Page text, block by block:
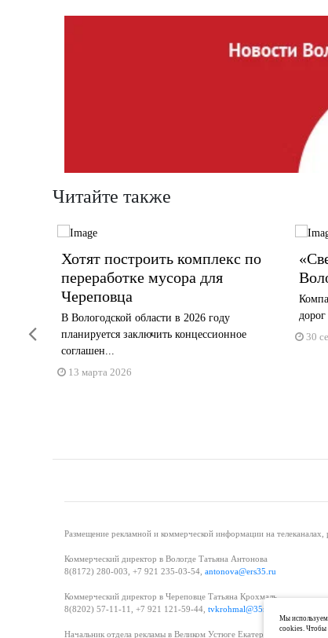
Читайте также
Хотят построить комплекс по
переработке мусора для
Череповца
В Вологодской области в 2026 году
планируется заключить концессионное
соглашен...
13 марта 2026
30
Размещение рекламной и коммерческой информации на телеканалах,
Коммерческий директор в Вологде Татьяна Антонова
8(8172) 280-003, +7 921 235-03-54, antonova@ers35.ru
Коммерческий директор в Череповце Татьяна Крохмаль
8(8202) 57-11-11, +7 921 121-59-44, tvkrohmal@35media.ru
Начальник отдела рекламы в Великом Устюге Екатерина
Мы используем
cookies. Чтобы